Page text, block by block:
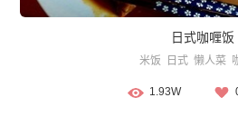
日式咖喱饭
米饭 日式 懒人菜
1.93W